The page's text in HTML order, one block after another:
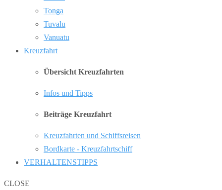
Tonga
Tuvalu
Vanuatu
Kreuzfahrt
Übersicht Kreuzfahrten
Infos und Tipps
Beiträge Kreuzfahrt
Kreuzfahrten und Schiffsreisen
Bordkarte - Kreuzfahrtschiff
VERHALTENSTIPPS
CLOSE